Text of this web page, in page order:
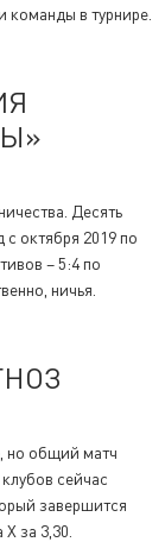
в турнире.
Десять
октября 2019 по
– 5:4 по
ничья.
но общий матч
сейчас
завершится
за 3,30.